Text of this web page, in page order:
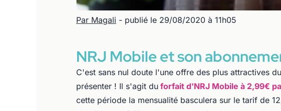
Par Magali - publié le 29/08/2020 à 11h05
NRJ Mobile et son
C'est sans nul doute l'une offre des plus attractives
présenter ! Il s'agit du forfait d'NRJ Mobile à 2,99€
cette période la mensualité basculera sur le tarif de